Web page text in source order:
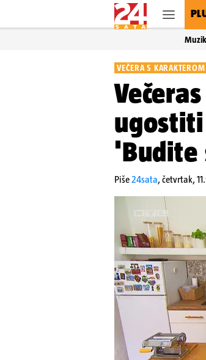
VEČERA S KARAKTEROM
'Budite
Piše24sata,četvrtak,